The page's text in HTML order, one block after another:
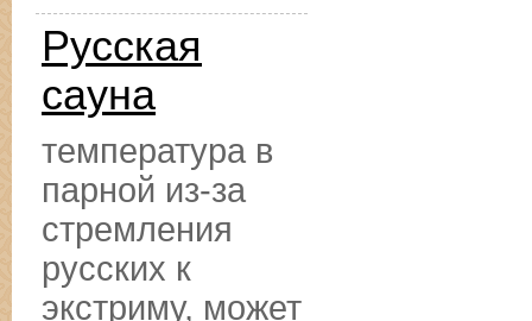
Русская
сауна
температура в
парной из-за
стремления
русских к
экстриму, может